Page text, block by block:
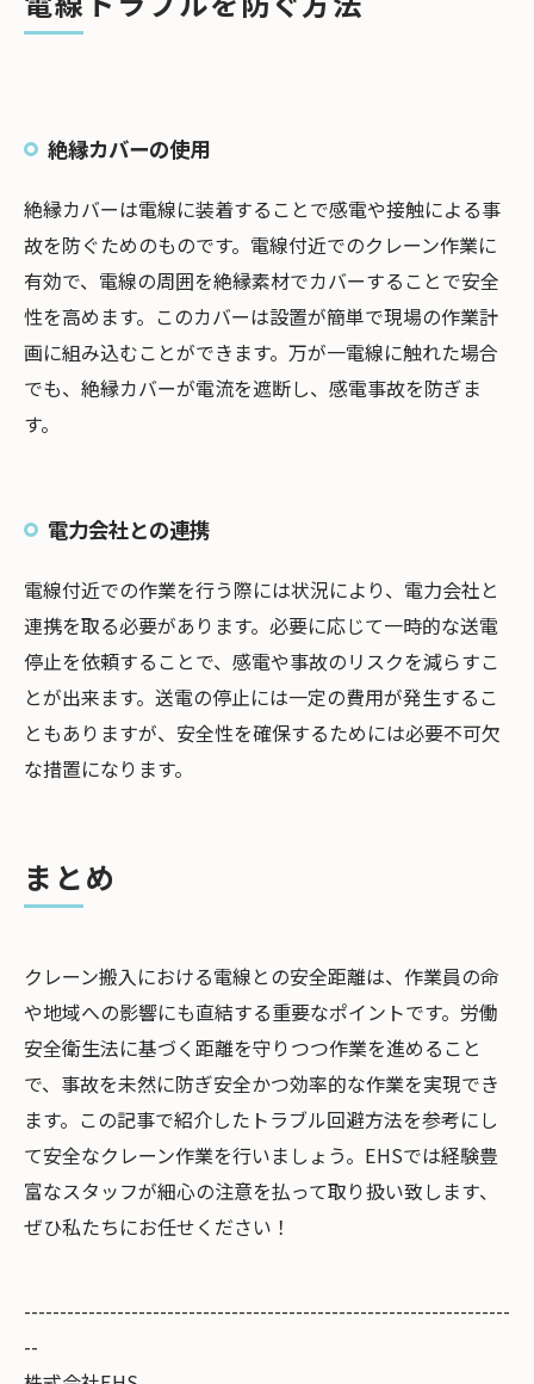
絶縁カバーの使用
絶縁カバーは電線に装着することで感電や接触による事
故を防ぐためのものです。電線付近でのクレーン作業に
有効で、電線の周囲を絶縁素材でカバーすることで安全
性を高めます。このカバーは設置が簡単で現場の作業計
画に組み込むことができます。万が一電線に触れた場合
でも、絶縁カバーが電流を遮断し、感電事故を防ぎま
す。
電力会社との連携
電線付近での作業を行う際には状況により、電力会社と
連携を取る必要があります。必要に応じて一時的な送電
停止を依頼することで、感電や事故のリスクを減らすこ
とが出来ます。送電の停止には一定の費用が発生するこ
ともありますが、安全性を確保するためには必要不可欠
な措置になります。
まとめ
クレーン搬入における電線との安全距離は、作業員の命
や地域への影響にも直結する重要なポイントです。労働
安全衛生法に基づく距離を守りつつ作業を進めること
で、事故を未然に防ぎ安全かつ効率的な作業を実現でき
ます。この記事で紹介したトラブル回避方法を参考にし
て安全なクレーン作業を行いましょう。EHSでは経験豊
富なスタッフが細心の注意を払って取り扱い致します、
ぜひ私たちにお任せください！
--------------------------------------------------------------------
--